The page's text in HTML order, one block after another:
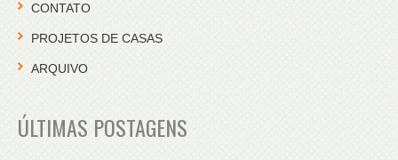
CONTATO
PROJETOS DE CASAS
ARQUIVO
ÚLTIMAS POSTAGENS